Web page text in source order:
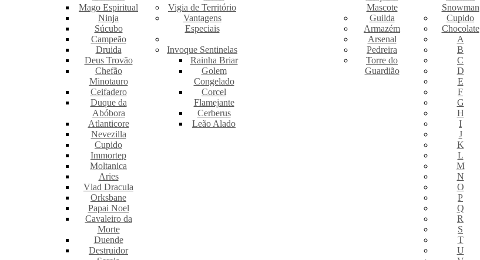
Mago Espiritual
Ninja
Súcubo
Campeão
Druida
Deus Trovão
Chefão
Minotauro
Ceifadero
Duque da
Abóbora
Atlanticore
Nevezilla
Cupido
Immortep
Moltanica
Aries
Vlad Dracula
Orksbane
Papai Noel
Cavaleiro da
Morte
Duende
Destruidor
Vigia de Território
Vantagens
Especiais
Invoque Sentinelas
Rainha Briar
Golem
Congelado
Corcel
Flamejante
Cerberus
Leão Alado
Mascote
Guilda
Armazém
Arsenal
Pedreira
Torre do
Guardião
Snowman
Cupido
Chocolate
A
B
C
D
E
F
G
H
I
J
K
L
M
N
O
P
Q
R
S
T
U